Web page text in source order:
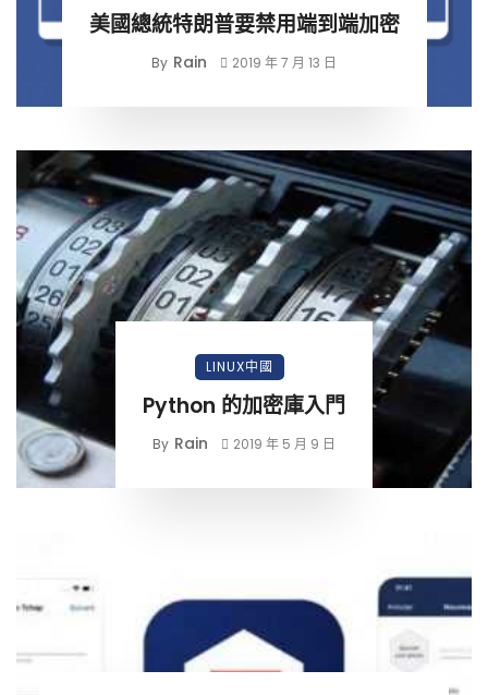
美國總統特朗普要禁用端到端加密
By Rain 2019 年 7 月 13 日
LINUX中國
Python 的加密庫入門
By Rain 2019 年 5 月 9 日